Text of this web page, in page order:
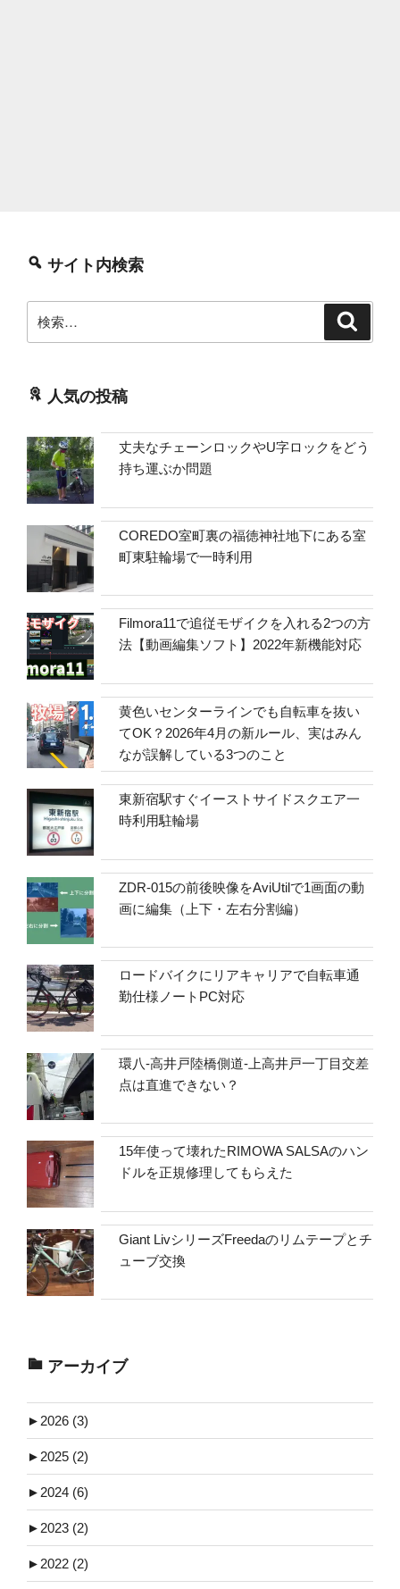
サイト内検索
索:
人気の投稿
丈夫なチェーンロックやU字ロックをどう
持ち運ぶか問題
COREDO室町裏の福徳神社地下にある室
町東駐輪場で一時利用
Filmora11で追従モザイクを入れる2つの方
法【動画編集ソフト】2022年新機能対応
黄色いセンターラインでも自転車を抜い
てOK？2026年4月の新ルール、実はみん
なが誤解している3つのこと
東新宿駅すぐイーストサイドスクエア一
時利用駐輪場
ZDR-015の前後映像をAviUtilで1画面の動
画に編集（上下・左右分割編）
ロードバイクにリアキャリアで自転車通
勤仕様ノートPC対応
環八-高井戸陸橋側道-上高井戸一丁目交差
点は直進できない？
15年使って壊れたRIMOWA SALSAのハン
ドルを正規修理してもらえた
Giant LivシリーズFreedaのリムテープとチ
ューブ交換
アーカイブ
► 2026 (3)
► 2025 (2)
► 2024 (6)
► 2023 (2)
► 2022 (2)